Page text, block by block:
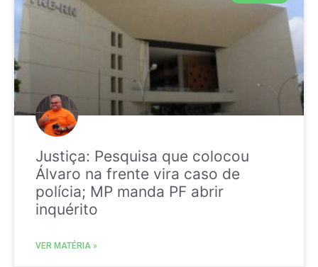
Justiça: Pesquisa que colocou
Álvaro na frente vira caso de
polícia; MP manda PF abrir
inquérito
VER MATÉRIA »